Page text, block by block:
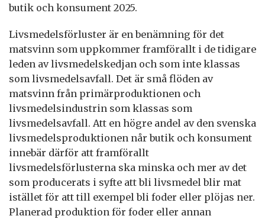
butik och konsument 2025.
Livsmedelsförluster är en benämning för det
matsvinn som uppkommer framförallt i de tidigare
leden av livsmedelskedjan och som inte klassas
som livsmedelsavfall. Det är små flöden av
matsvinn från primärproduktionen och
livsmedelsindustrin som klassas som
livsmedelsavfall. Att en högre andel av den svenska
livsmedelsproduktionen når butik och konsument
innebär därför att framförallt
livsmedelsförlusterna ska minska och mer av det
som producerats i syfte att bli livsmedel blir mat
istället för att till exempel bli foder eller plöjas ner.
Planerad produktion för foder eller annan